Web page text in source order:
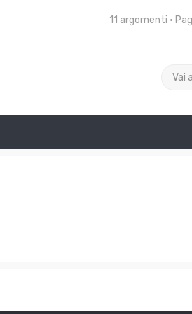
11 argomenti •
Vai a